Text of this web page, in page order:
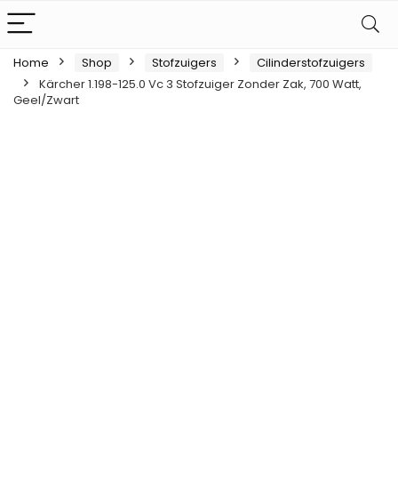
Home Shop Stofzuigers
Cilinderstofzuigers
Kärcher 1.198-125.0 Vc 3 Stofzuiger Zonder Zak, 700 Watt,
Geel/Zwart